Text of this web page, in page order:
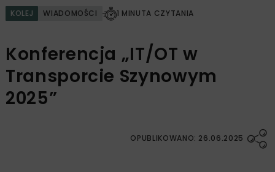
KOLEJ WIADOMOŚCI 1 MINUTA CZYTANIA
Konferencja „IT/OT w
Transporcie Szynowym
2025”
OPUBLIKOWANO: 26.06.2025